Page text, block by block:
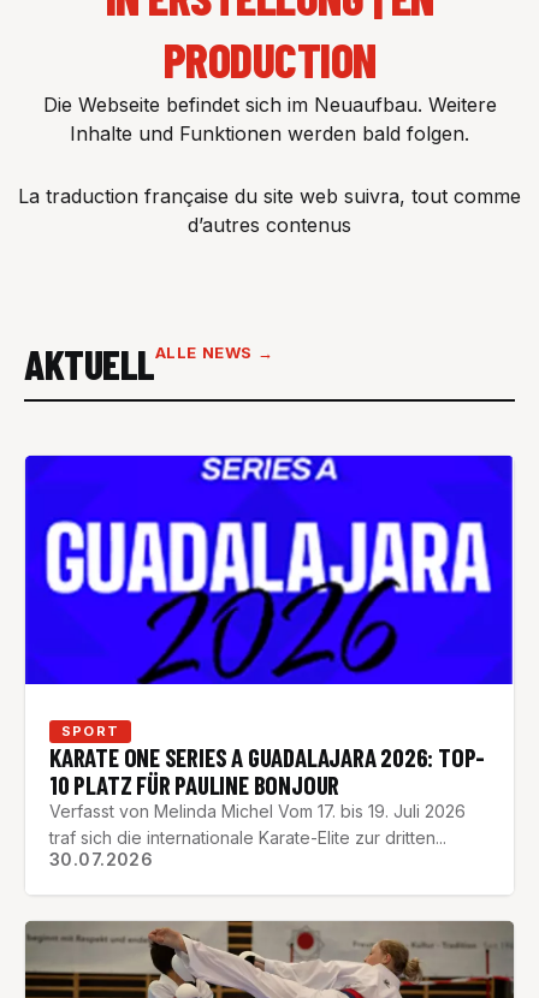
PRODUCTION
Die Webseite befindet sich im Neuaufbau. Weitere
Inhalte und Funktionen werden bald folgen.
La traduction française du site web suivra, tout comme
d’autres contenus
AKTUELLALLE NEWS →
SPORT
30.07.2026
KARATE ONE SERIES A GUADALAJARA 2026: TOP-
10 PLATZ FÜR PAULINE BONJOUR
Verfasst von Melinda Michel Vom 17. bis 19. Juli 2026
traf sich die internationale Karate-Elite zur dritten...